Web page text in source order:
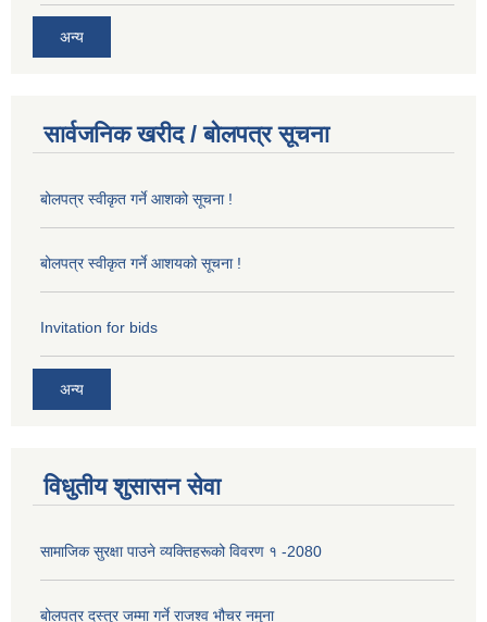
अन्य
सार्वजनिक खरीद / बोलपत्र सूचना
बोलपत्र स्वीकृत गर्ने आशको सूचना !
बोलपत्र स्वीकृत गर्ने आशयको सूचना !
Invitation for bids
अन्य
विधुतीय शुसासन सेवा
सामाजिक सुरक्षा पाउने व्यक्तिहरूको विवरण १ -2080
बोलपत्र दस्तुर जम्मा गर्ने राजश्व भौचर नमुना